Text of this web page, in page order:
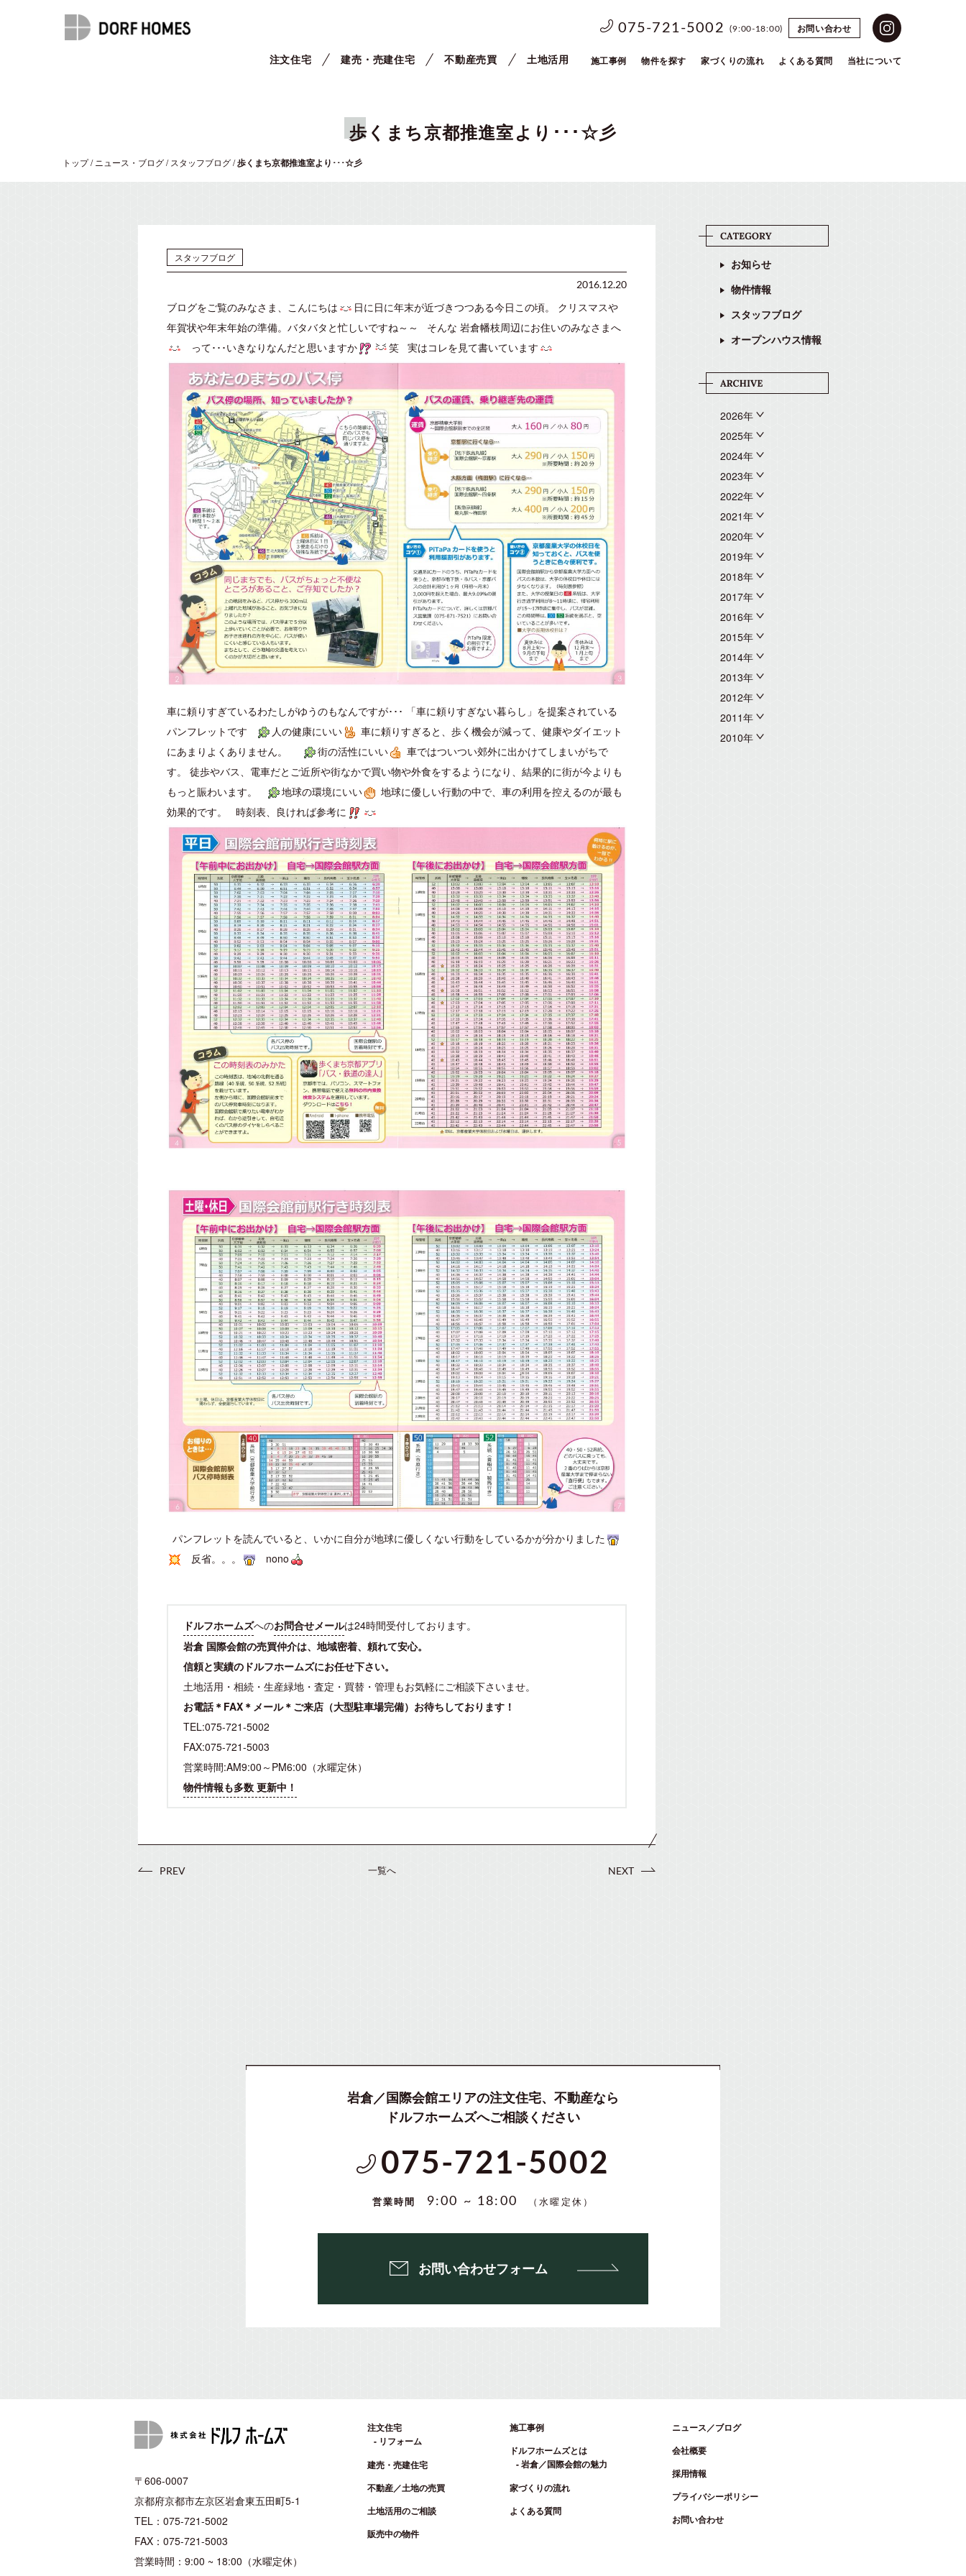
075-721-5002 (9:00-18:00) お問い合わせ
注文住宅 建売・売建住宅 不動産売買 土地活用 施工事例 物件を探す 家づくりの流れ よくある質問 当社について
歩くまち京都推進室より･･･☆彡
トップ/ ニュース・ブログ/ スタッフブログ/歩くまち京都推進室より･･･☆彡
スタッフブログ
2016.12.20
ブログをご覧のみなさま、こんにちは
日に日に年末が近づきつつある今日この頃。 クリスマスや
年賀状や年末年始の準備。バタバタと忙しいですね～～ そんな 岩倉幡枝周辺にお住いのみなさまへ
って･･･いきなりなんだと思いますか
笑 実はコレを見て書いています
車に頼りすぎているわたしがゆうのもなんですが･･･ 「車に頼りすぎない暮らし」を提案されている
パンフレットです
人の健康にいい
車に頼りすぎると、歩く機会が減って、健康やダイエット
にあまりよくありません。
街の活性にいい
車ではついつい郊外に出かけてしまいがちで
す。 徒歩やバス、電車だとご近所や街なかで買い物や外食をするようになり、結果的に街が今よりも
もっと賑わいます。
地球の環境にいい
地球に優しい行動の中で、車の利用を控えるのが最も
効果的です。 時刻表、良ければ参考に
パンフレットを読んでいると、いかに自分が地球に優しくない行動をしているかが分かりました
反省。。。
nono
ドルフホームズへのお問合せメールは24時間受付しております。
岩倉 国際会館の売買仲介は、地域密着、頼れて安心。
信頼と実績のドルフホームズにお任せ下さい。
土地活用・相続・生産緑地・査定・買替・管理もお気軽にご相談下さいませ。
お電話＊FAX＊メール＊ご来店（大型駐車場完備）お待ちしております！
TEL:075-721-5002
FAX:075-721-5003
営業時間:AM9:00～PM6:00（水曜定休）
物件情報も多数 更新中！
PREV 一覧へ NEXT
お知らせ
物件情報
スタッフブログ
オープンハウス情報
2026年
2025年
2024年
2023年
2022年
2021年
2020年
2019年
2018年
2017年
2016年
2015年
2014年
2013年
2012年
2011年
2010年
岩倉／国際会館エリアの注文住宅、不動産なら
ドルフホームズへご相談ください
075-721-5002
営業時間 9:00 ~ 18:00 （水曜定休）
お問い合わせフォーム
〒606-0007
京都府京都市左京区岩倉東五田町5-1
TEL：075-721-5002
FAX：075-721-5003
営業時間：9:00 ~ 18:00（水曜定休）
注文住宅
リフォーム
建売・売建住宅
不動産／土地の売買
土地活用のご相談
販売中の物件
施工事例
ドルフホームズとは
岩倉／国際会館の魅力
家づくりの流れ
よくある質問
ニュース／ブログ
会社概要
採用情報
プライバシーポリシー
お問い合わせ